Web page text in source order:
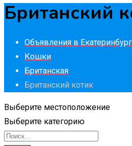
Британский
Объявления в
Кошки
Британская
Британский котик
Выберите местоположение
Выберите категорию